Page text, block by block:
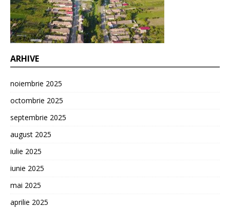
ARHIVE
noiembrie 2025
octombrie 2025
septembrie 2025
august 2025
iulie 2025
iunie 2025
mai 2025
aprilie 2025